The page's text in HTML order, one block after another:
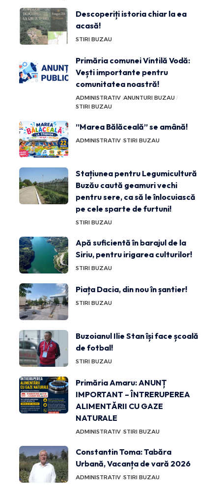
Descoperiți istoria chiar la ea
acasă!
STIRI BUZAU
Primăria comunei Vintilă Vodă:
Vești importante pentru
comunitatea noastră!
ADMINISTRATIV ANUNTURI BUZAU
STIRI BUZAU
”Marea Bălăceală” se amână!
ADMINISTRATIV STIRI BUZAU
Stațiunea pentru Legumicultură
Buzău caută geamuri vechi
pentru sere, ca să le înlocuiască
pe cele sparte de furtuni!
STIRI BUZAU
Apă suficientă în barajul de la
Siriu, pentru irigarea culturilor!
STIRI BUZAU
Piața Dacia, din nou în șantier!
STIRI BUZAU
Buzoianul Ilie Stan își face școală
de fotbal!
STIRI BUZAU
Primăria Amaru: ANUNȚ
IMPORTANT – ÎNTRERUPEREA
ALIMENTĂRII CU GAZE
NATURALE
ADMINISTRATIV STIRI BUZAU
Constantin Toma: Tabăra
Urbană, Vacanța de vară 2026
ADMINISTRATIV STIRI BUZAU